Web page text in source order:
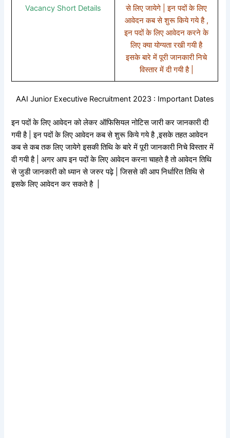
Vacancy Short Details
से लिए जायेगे | इन पदों के लिए
आवेदन कब से शुरू किये गये है ,
इन पदों के लिए आवेदन करने के
लिए क्या योग्यता रखी गयी है
इसके बारे में पूरी जानकारी निचे
विस्तार में दी गयी है |
AAI Junior Executive Recruitment 2023 : Important Dates
इन पदों के लिए आवेदन को लेकर ऑफिसियल नोटिस जारी कर जानकारी दी
गयी है | इन पदों के लिए आवेदन कब से शुरू किये गये है ,इसके तहत आवेदन
कब से कब तक लिए जायेगे इसकी तिथि के बारे में पूरी जानकारी निचे विस्तार में
दी गयी है | अगर आप इन पदों के लिए आवेदन करना चाहते है तो आवेदन तिथि
से जुडी जानकारी को ध्यान से जरुर पढ़े | जिससे की आप निर्धारित तिथि से
इसके लिए आवेदन कर सकते है |